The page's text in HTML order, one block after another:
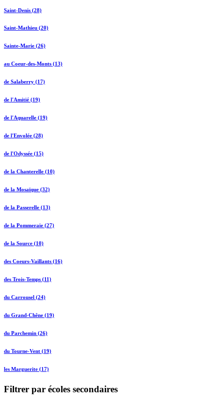
Saint-Denis (28)
Saint-Mathieu (20)
Sainte-Marie (26)
au Coeur-des-Monts (13)
de Salaberry (17)
de l'Amitié (19)
de l'Aquarelle (19)
de l'Envolée (28)
de l'Odyssée (15)
de la Chanterelle (10)
de la Mosaïque (32)
de la Passerelle (13)
de la Pommeraie (27)
de la Source (10)
des Coeurs-Vaillants (16)
des Trois-Temps (11)
du Carrousel (24)
du Grand-Chêne (19)
du Parchemin (26)
du Tourne-Vent (19)
les Marguerite (17)
Filtrer par écoles secondaires